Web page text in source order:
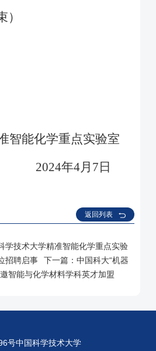
）
智能化学重点实验室
2024年4月 7 日
返回列表
学技术大学精准智能化学重点实验
招聘启事
下一篇： 中国科大“机器
智能与化学材料学科英才加盟
号中国科学技术大学